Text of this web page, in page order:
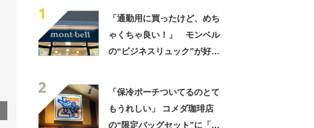
1
「通勤用に買ったけど、めち
ゃくちゃ良い！」 モンベル
の“ビジネスリュック”が好
2
「保冷ポーチついてるのとて
もうれしい」 コメダ珈琲店
の“限定バッグセット”に「ペ